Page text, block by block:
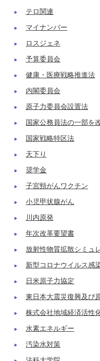
テロ関連
マイナンバー
ロスジェネ
予算委員会
健康・医療戦略推進法
内閣委員会
原子力委員会設置法
国家公務員法の一部を
国家戦略特区法
天下り
奨学金
子宮頸がんワクチン
小児甲状腺がん
川内原発
年次改革要望書
放射性物質拡散シミュ
新型コロナウイルス感
日米原子力協定
東日本大震災復興及び
株式会社地域経済活性
水素エネルギー
汚染水対策